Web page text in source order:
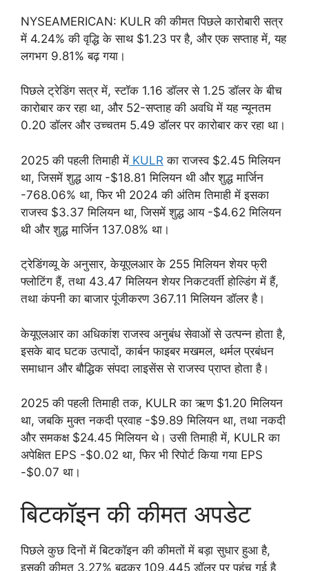
NYSEAMERICAN: KULR की कीमत पिछले कारोबारी सत्र
में 4.24% की वृद्धि के साथ $1.23 पर है, और एक सप्ताह में, यह
लगभग 9.81% बढ़ गया।
पिछले ट्रेडिंग सत्र में, स्टॉक 1.16 डॉलर से 1.25 डॉलर के बीच
कारोबार कर रहा था, और 52-सप्ताह की अवधि में यह न्यूनतम
0.20 डॉलर और उच्चतम 5.49 डॉलर पर कारोबार कर रहा था।
2025 की पहली तिमाही में KULR का राजस्व $2.45 मिलियन
था, जिसमें शुद्ध आय -$18.81 मिलियन थी और शुद्ध मार्जिन
-768.06% था, फिर भी 2024 की अंतिम तिमाही में इसका
राजस्व $3.37 मिलियन था, जिसमें शुद्ध आय -$4.62 मिलियन
थी और शुद्ध मार्जिन 137.08% था।
ट्रेडिंगव्यू के अनुसार, केयूएलआर के 255 मिलियन शेयर फ्री
फ्लोटिंग हैं, तथा 43.47 मिलियन शेयर निकटवर्ती होल्डिंग में हैं,
तथा कंपनी का बाजार पूंजीकरण 367.11 मिलियन डॉलर है।
केयूएलआर का अधिकांश राजस्व अनुबंध सेवाओं से उत्पन्न होता है,
इसके बाद घटक उत्पादों, कार्बन फाइबर मखमल, थर्मल प्रबंधन
समाधान और बौद्धिक संपदा लाइसेंस से राजस्व प्राप्त होता है।
2025 की पहली तिमाही तक, KULR का ऋण $1.20 मिलियन
था, जबकि मुक्त नकदी प्रवाह -$9.89 मिलियन था, तथा नकदी
और समकक्ष $24.45 मिलियन थे। उसी तिमाही में, KULR का
अपेक्षित EPS -$0.02 था, फिर भी रिपोर्ट किया गया EPS
-$0.07 था।
बिटकॉइन की कीमत अपडेट
पिछले कुछ दिनों में बिटकॉइन की कीमतों में बड़ा सुधार हुआ है,
इसकी कीमत 3.27% बढ़कर 109,445 डॉलर पर पहुंच गई है